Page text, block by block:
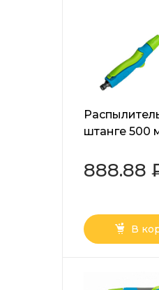
штанге 500
888.88
В